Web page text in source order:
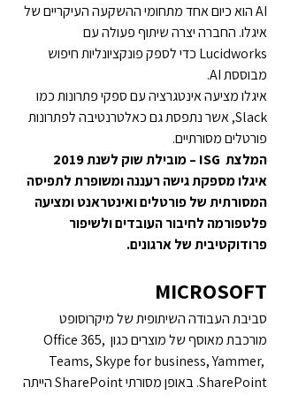
AI הוא כיום אחד מתחומי ההשקעה העיקריים של
איגלו. החברה יצרה שיתוף פעולה עם
Lucidworks כדי לספק פונקציונליות חיפוש
מבוססת AI.
איגלו מציעה אינטגרציה עם ספקי פתרונות כמו
Slack, אשר נתפסת גם כאלטרנטיבה לפתרונות
פורטלים מסורתיים.
המלצת ISG – מובילת שוק לשנת 2019
איגלו מספקת גישה רעננה ומשופרת לתפיסה
המסורתית של פורטלים ואינטראנט ומציעה
פלטפורמה לחיבור העובדים ולשיפור
פרודוקטיבית של ארגונים.
MICROSOFT
סביבת העבודה השיתופית של מיקרוסופט
מורכבת מאוסף של מוצרים כגון Office 365,
Teams, Skype for business, Yammer,
SharePoint. באופן מסורתי SharePoint הייתה